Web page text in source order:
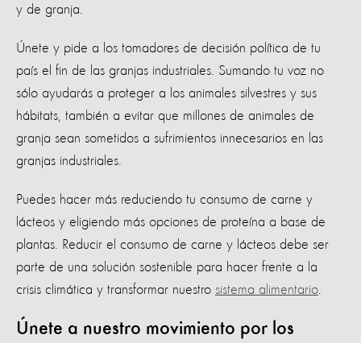
y de granja.
Únete y pide a los tomadores de decisión política de tu
país el fin de las granjas industriales. Sumando tu voz no
sólo ayudarás a proteger a los animales silvestres y sus
hábitats, también a evitar que millones de animales de
granja sean sometidos a sufrimientos innecesarios en las
granjas industriales.
Puedes hacer más reduciendo tu consumo de carne y
lácteos y eligiendo más opciones de proteína a base de
plantas. Reducir el consumo de carne y lácteos debe ser
parte de una solución sostenible para hacer frente a la
crisis climática y transformar nuestro sistema alimentario
Únete a nuestro movimiento por los